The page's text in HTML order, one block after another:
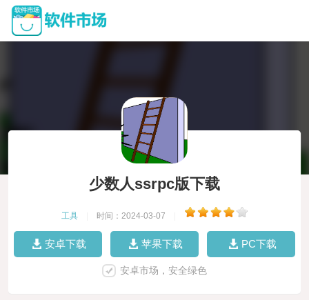
少数人ssrpc版下载
工具 时间：2024-03-07
安卓下载 苹果下载 PC下载
安卓市场，安全绿色